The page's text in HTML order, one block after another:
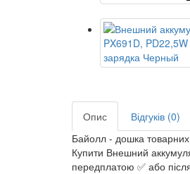
Опис
Відгуків (0)
Байолл - дошка
Купити Внешний
передплатою ✅ або